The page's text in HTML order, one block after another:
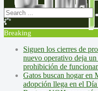
Breaking
Siguen los cierres de
nuevo operativo deja
prohibición de
Gatos buscan hogar en
adopción llega en el